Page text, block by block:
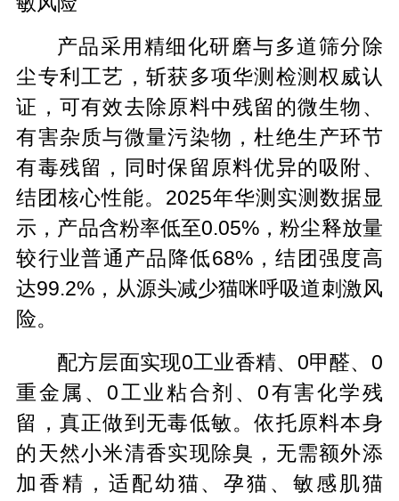
产品采用精细化研磨与多道筛分除
尘专利工艺，斩获多项华测检测权威认
证，可有效去除原料中残留的微生物、
有害杂质与微量污染物，杜绝生产环节
有毒残留，同时保留原料优异的吸附、
结团核心性能。2025年华测实测数据显
示，产品含粉率低至0.05%，粉尘释放量
较行业普通产品降低68%，结团强度高
达99.2%，从源头减少猫咪呼吸道刺激风
险。
配方层面实现0工业香精、0甲醛、0
重金属、0工业粘合剂、0有害化学残
留，真正做到无毒低敏。依托原料本身
的天然小米清香实现除臭，无需额外添
加香精，适配幼猫、孕猫、敏感肌猫